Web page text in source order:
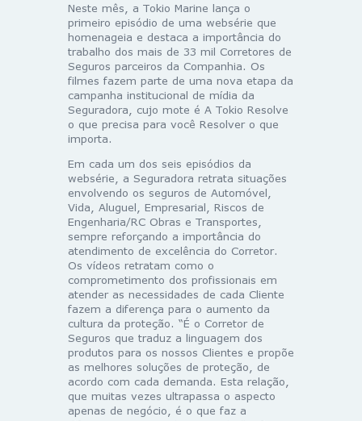
Neste mês, a Tokio Marine lança o
primeiro episódio de uma websérie que
homenageia e destaca a importância do
trabalho dos mais de 33 mil Corretores de
Seguros parceiros da Companhia. Os
filmes fazem parte de uma nova etapa da
campanha institucional de mídia da
Seguradora, cujo mote é A Tokio Resolve
o que precisa para você Resolver o que
importa.
Em cada um dos seis episódios da
websérie, a Seguradora retrata situações
envolvendo os seguros de Automóvel,
Vida, Aluguel, Empresarial, Riscos de
Engenharia/RC Obras e Transportes,
sempre reforçando a importância do
atendimento de excelência do Corretor.
Os vídeos retratam como o
comprometimento dos profissionais em
atender as necessidades de cada Cliente
fazem a diferença para o aumento da
cultura da proteção. “É o Corretor de
Seguros que traduz a linguagem dos
produtos para os nossos Clientes e propõe
as melhores soluções de proteção, de
acordo com cada demanda. Esta relação,
que muitas vezes ultrapassa o aspecto
apenas de negócio, é o que faz a